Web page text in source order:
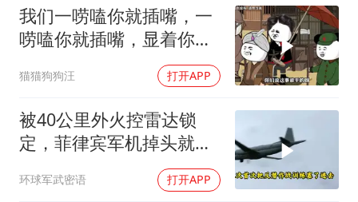
“南湖号”盾构机下线
店主称换“青海拉面”招牌后生意更好
习近平心系体育强国建设
我们一唠嗑你就插嘴，一
唠嗑你就插嘴，显着你
猫猫狗狗汪 打开APP
被40公里外火控雷达锁
定，菲律宾军机掉头就
跑，欧盟1500万也救不了
场
环球军武密语 打开APP